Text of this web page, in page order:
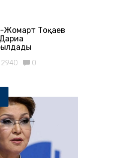
Жомарт Тоқаев
2940 0